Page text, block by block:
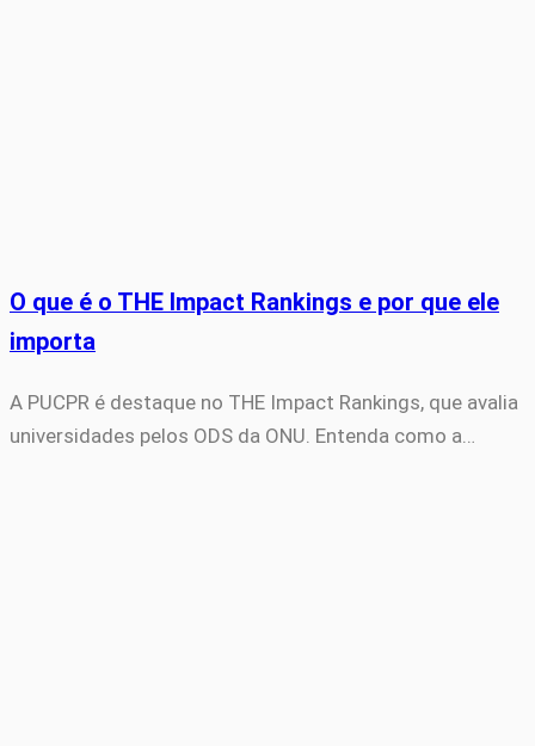
O que é o THE Impact Rankings e por que ele
importa
A PUCPR é destaque no THE Impact Rankings, que avalia
universidades pelos ODS da ONU. Entenda como a…